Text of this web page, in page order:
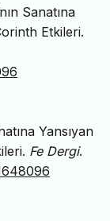
Sanatına
Etkileri.
Yansıyan
Fe Dergi.